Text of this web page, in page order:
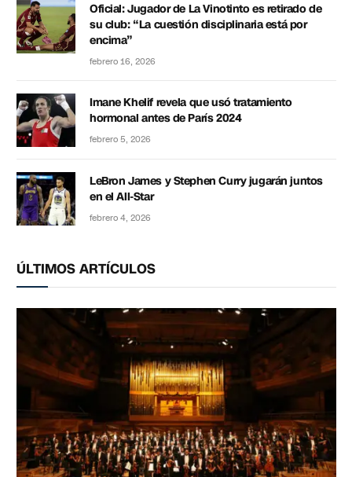
Oficial: Jugador de La Vinotinto es retirado de
su club: “La cuestión disciplinaria está por
encima”
febrero 16, 2026
Imane Khelif revela que usó tratamiento
hormonal antes de París 2024
febrero 5, 2026
LeBron James y Stephen Curry jugarán juntos
en el All-Star
febrero 4, 2026
ÚLTIMOS ARTÍCULOS